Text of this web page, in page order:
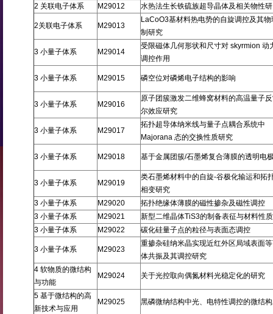
2 关联电子体系
M29012 水热法生长铁硫族超导晶体及相关物性
2关联电子体系 M29013
LaCoO3基材料热电势的自旋调控及其物
制研究
3 小量子体系 M29014
受限磁体几何形状和尺寸对 skyrmion 动
调控作用
3 小量子体系 M29015 磷空位对磷烯电子结构的影响
3 小量子体系 M29016
原子团簇激发二维蜂窝材料的高温量子
尔效应研究
3 小量子体系 M29017
拓扑超导体纳米线与量子点耦合系统中
Majorana 态的交换性质研究
3 小量子体系 M29018 基于金属团簇/石墨烯复合薄膜的透明电
3 小量子体系 M29019
类石墨烯材料中的自旋-谷极化输运和拓
相变研究
3 小量子体系
M29020
拓扑绝缘体薄膜的磁性掺杂及磁性调控
3 小量子体系
M29021
新型二维晶体TiS3的制备表征与材料性
3 小量子体系
M29022 碳化硅量子点的粒径与表面态调控
3 小量子体系 M29023
重掺杂硅纳米晶实现近红外区局域表面
体共振及其调控研究
4 软物质的微结构
与功能
M29024 关于光控取向偶氮材料光稳定化的研究
5 基于微结构的高
新技术与应用
M29025 黑磷微纳结构中光、电特性调控的微结